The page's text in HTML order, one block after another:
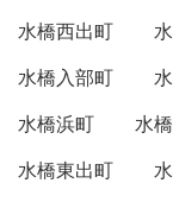
水橋西出町
水橋入部町
水橋浜町
水
水橋東出町